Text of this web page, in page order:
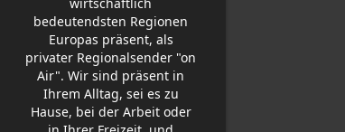
wirtschaftlich
bedeutendsten Regionen
Europas präsent, als
privater Regionalsender "on
Air". Wir sind präsent in
Ihrem Alltag, sei es zu
Hause, bei der Arbeit oder